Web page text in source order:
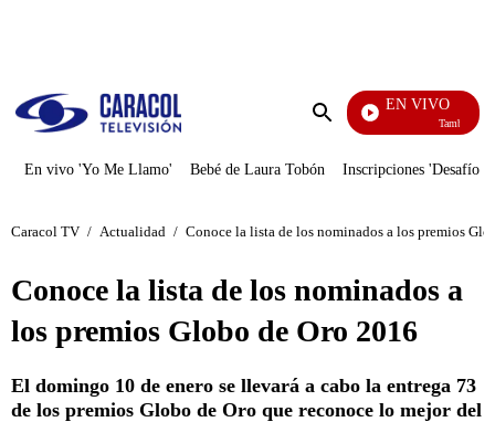
Enviar
EN VIVO
También Caerás
En vivo 'Yo Me Llamo' Bebé de Laura Tobón Inscripciones 'Desafío'
Caracol TV / Actualidad / Conoce la lista de los nominados a los premios
Conoce la lista de los nominados a
los premios Globo de Oro 2016
El domingo 10 de enero se llevará a cabo la entrega 73
de los premios Globo de Oro que reconoce lo mejor del